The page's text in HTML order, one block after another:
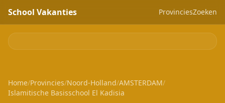
School Vakanties ProvinciesZoeken
Home/Provincies/Noord-Holland/AMSTERDAM/
Islamitische Basisschool El Kadisia